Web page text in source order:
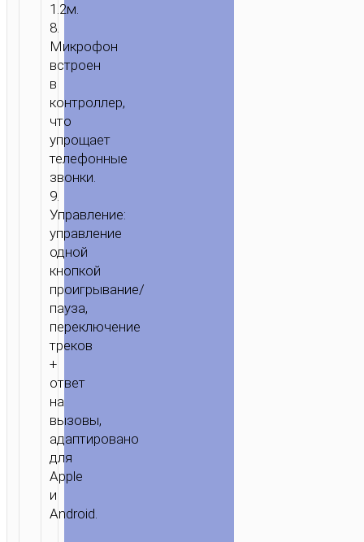
1.2м.
8.
Микрофон
встроен
в
контроллер,
что
упрощает
телефонные
звонки.
9.
Управление:
управление
одной
кнопкой
проигрывание/
пауза,
переключение
треков
+
ответ
на
вызовы,
адаптировано
для
Apple
и
Android.